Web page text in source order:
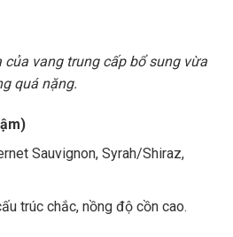
của vang trung cấp bổ sung vừa
quá nặng.
Sauvignon, Syrah/Shiraz,
trúc chắc, nồng độ cồn cao.